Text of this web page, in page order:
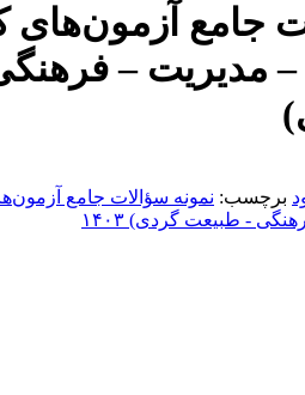
جامع آزمون‌های
مدیریت –
برچسب: نمونه سؤالات جامع
- طبیعت گردی) ۱۴۰۳